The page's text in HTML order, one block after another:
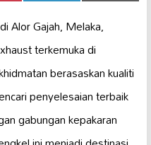
Alor Gajah, Melaka,
terkemuka di
berasaskan kualiti
penyelesaian terbaik
gabungan kepakaran